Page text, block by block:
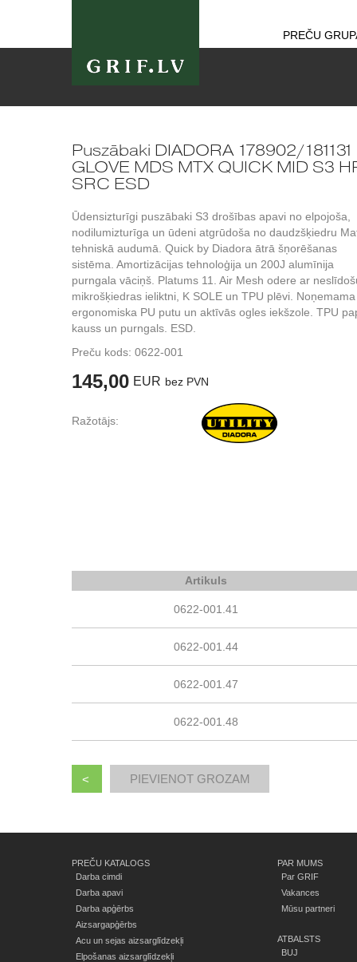
PREČU
Puszābaki DIADORA 178902/181131
GLOVE MDS MTX QUICK MID S3
SRC ESD
Ūdensizturīgi puszābaki S3 drošības apavi no elpojoša,
nodilumizturīga un ūdeni atgrūdoša no daudzšķiedru
tehniskā audumā. Quick by Diadora ātrā šņorēšanas
sistēma. Amortizācijas tehnoloģija un 200J alumīnija
purngala vāciņš. Platums 11. Air Mesh odere ar
mikrošķiedras ieliktni, K SOLE un TPU plēvi. Noņemama
ergonomiska PU putu un aktīvās ogles iekšzole. TPU
kauss un purngals. ESD.
Preču kods: 0622-001
145,00 EUR bez PVN
Ražotājs:
Artikuls
0622-001.41
0622-001.44
0622-001.47
0622-001.48
<
PREČU KATALOGS
Darba cimdi
Darba apavi
Darba apģērbs
Aizsargapģērbs
Acu un sejas aizsarglīdzekļi
Elpošanas aizsarglīdzekļi
PAR MUMS
Par GRIF
Vakances
Mūsu partneri
ATBALSTS
BUJ